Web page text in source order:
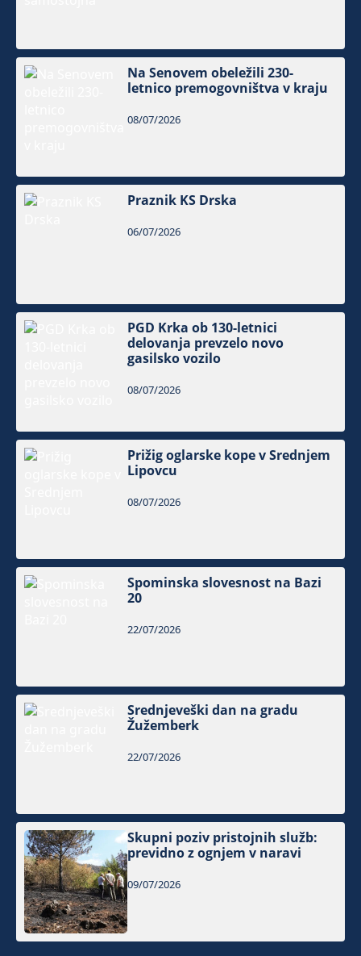
Na Senovem obeležili 230-
letnico premogovništva v kraju
08/07/2026
Praznik KS Drska
06/07/2026
PGD Krka ob 130-letnici
delovanja prevzelo novo
gasilsko vozilo
08/07/2026
Prižig oglarske kope v Srednjem
Lipovcu
08/07/2026
Spominska slovesnost na Bazi
20
22/07/2026
Srednjeveški dan na gradu
Žužemberk
22/07/2026
Skupni poziv pristojnih služb:
previdno z ognjem v naravi
09/07/2026